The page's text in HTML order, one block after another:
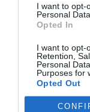
I want to opt-
Personal
Opted In
I want to opt-
Retention,
Personal
Purposes for
Opted Out
crédito para
ampliar los
Estado avale
liquidez se
Unión de
Autónomos y